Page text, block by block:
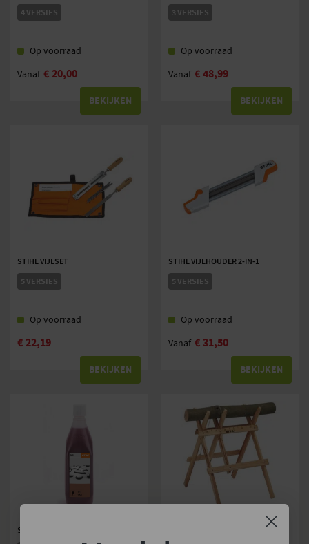
4 VERSIES
Op voorraad
Vanaf €20,00
BEKIJKEN
3 VERSIES
Op voorraad
Vanaf €48,99
BEKIJKEN
STIHL VIJLSET
5 VERSIES
Op voorraad
€22,19
BEKIJKEN
STIHL VIJLHOUDER 2-IN-1
5 VERSIES
Op voorraad
Vanaf €31,50
BEKIJKEN
STIHL TWEETAKTOLIE HP 1:50